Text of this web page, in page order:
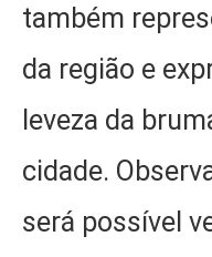
também
da região e
leveza da
cidade.
será possível